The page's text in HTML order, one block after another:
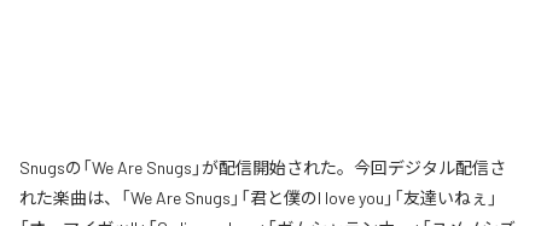
Snugsの「We Are Snugs」が配信開始された。今回デジタル配信さ
れた楽曲は、「We Are Snugs」「君と僕のI love you」「友達いねぇ」